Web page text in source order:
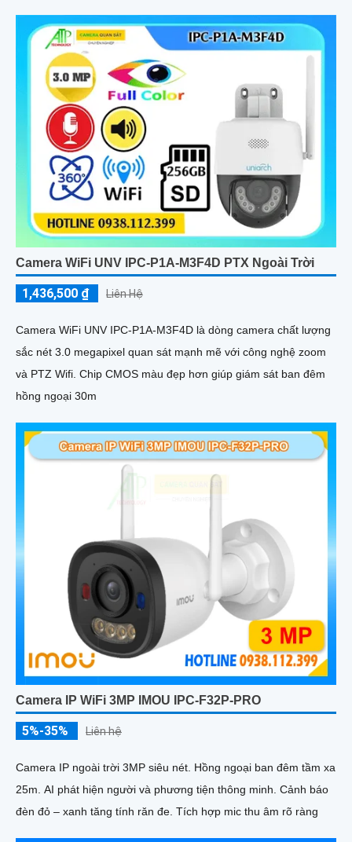
Camera WiFi UNV IPC-P1A-M3F4D PTX Ngoài Trời
1,436,500 ₫ Liên Hệ
Camera WiFi UNV IPC-P1A-M3F4D là dòng camera chất lượng
sắc nét 3.0 megapixel quan sát mạnh mẽ với công nghệ zoom
và PTZ Wifi. Chip CMOS màu đẹp hơn giúp giám sát ban đêm
hồng ngoại 30m
Camera IP WiFi 3MP IMOU IPC-F32P-PRO
5%-35% Liên hệ
Camera IP ngoài trời 3MP siêu nét. Hồng ngoại ban đêm tầm xa
25m. AI phát hiện người và phương tiện thông minh. Cảnh báo
đèn đỏ – xanh tăng tính răn đe. Tích hợp mic thu âm rõ ràng